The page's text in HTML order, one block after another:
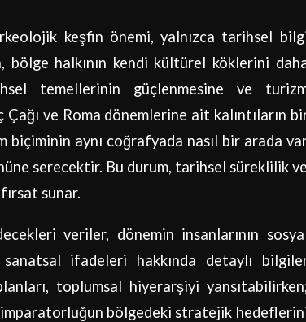
keşfin önemi, yalnızca tarihsel
bölge halkının kendi kültürel köklerini
temellerinin güçlenmesine ve
ve Roma dönemlerine ait kalıntıların
biçiminin aynı coğrafyada nasıl bir arada
serecektir. Bu durum, tarihsel süreklilik ve
sunar.
veriler, dönemin insanlarının
ifadeleri hakkında detaylı
toplumsal hiyerarşiyi
imparatorluğun bölgedeki stratejik